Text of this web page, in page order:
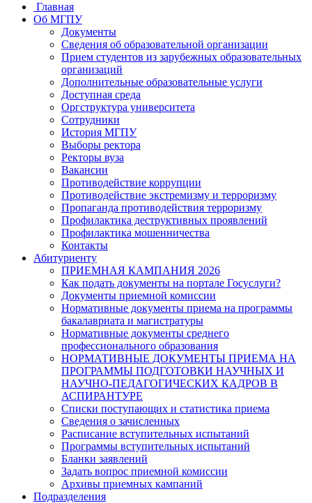
Главная
Об МГПУ
Документы
Сведения об образовательной организации
Прием студентов из зарубежных образовательных
организаций
Дополнительные образовательные услуги
Доступная среда
Оргструктура университета
Сотрудники
История МГПУ
Выборы ректора
Ректоры вуза
Вакансии
Противодействие коррупции
Противодействие экстремизму и терроризму
Пропаганда противодействия терроризму
Профилактика деструктивных проявлений
Профилактика мошенничества
Контакты
Абитуриенту
ПРИЕМНАЯ КАМПАНИЯ 2026
Как подать документы на портале Госуслуги?
Документы приемной комиссии
Нормативные документы приема на программы
бакалавриата и магистратуры
Нормативные документы среднего
профессионального образования
НОРМАТИВНЫЕ ДОКУМЕНТЫ ПРИЕМА НА
ПРОГРАММЫ ПОДГОТОВКИ НАУЧНЫХ И
НАУЧНО-ПЕДАГОГИЧЕСКИХ КАДРОВ В
АСПИРАНТУРЕ
Списки поступающих и статистика приема
Сведения о зачисленных
Расписание вступительных испытаний
Программы вступительных испытаний
Бланки заявлений
Задать вопрос приемной комиссии
Архивы приемных кампаний
Подразделения